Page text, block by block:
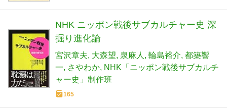
NHK ニッポン戦後サブカルチャー史 深
掘り進化論
宮沢章夫 大森望 泉麻人 輪島裕介 都築響
一
さやわか NHK「ニッポン戦後サブカルチ
ャー史」制作班
165